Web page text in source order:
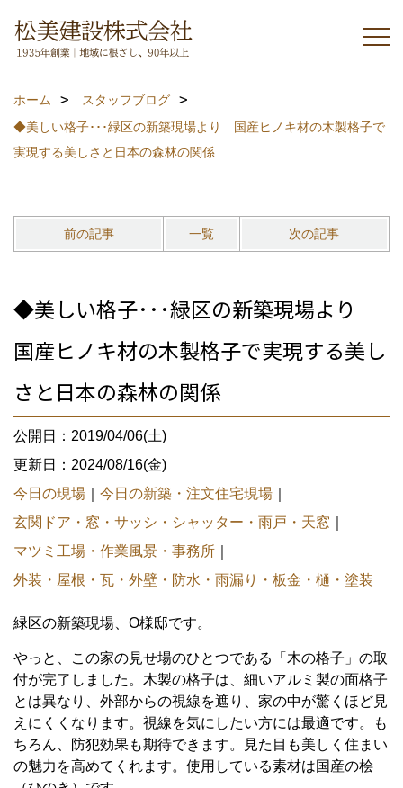
ホーム
スタッフブログ
◆美しい格子･･･緑区の新築現場より 国産ヒノキ材の木製格子で
実現する美しさと日本の森林の関係
前の記事 一覧 次の記事
◆美しい格子･･･緑区の新築現場より
国産ヒノキ材の木製格子で実現する美し
さと日本の森林の関係
公開日：2019/04/06(土)
更新日：2024/08/16(金)
今日の現場
今日の新築・注文住宅現場
玄関ドア・窓・サッシ・シャッター・雨戸・天窓
マツミ工場・作業風景・事務所
外装・屋根・瓦・外壁・防水・雨漏り・板金・樋・塗装
緑区の新築現場、O様邸です。
やっと、この家の見せ場のひとつである「木の格子」の取
付が完了しました。木製の格子は、細いアルミ製の面格子
とは異なり、外部からの視線を遮り、家の中が驚くほど見
えにくくなります。視線を気にしたい方には最適です。も
ちろん、防犯効果も期待できます。見た目も美しく住まい
の魅力を高めてくれます。使用している素材は国産の桧